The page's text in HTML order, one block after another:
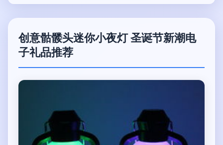
创意骷髅头迷你小夜灯 圣诞节新潮电
子礼品推荐